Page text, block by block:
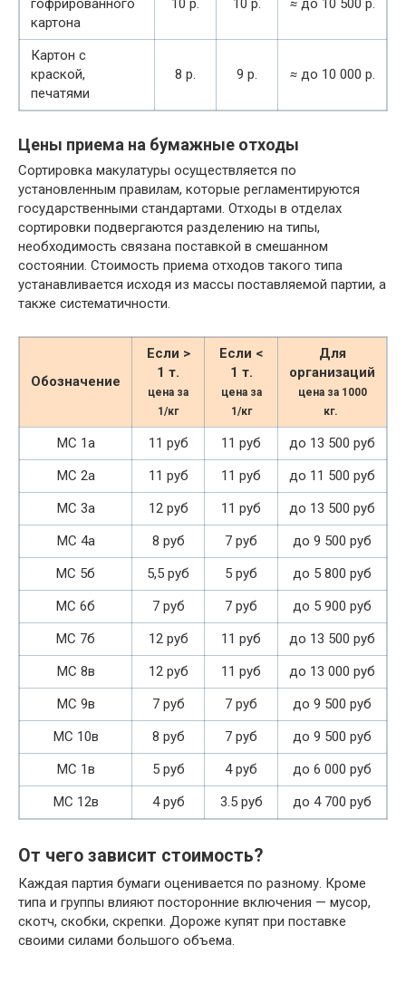
гофрированного
картона
10 р. 10 р. ≈ до 10 500 р.
Картон с
краской,
печатями
8 р. 9 р. ≈ до 10 000 р.
Цены приема на бумажные отходы
Сортировка макулатуры осуществляется по
установленным правилам, которые регламентируются
государственными стандартами. Отходы в отделах
сортировки подвергаются разделению на типы,
необходимость связана поставкой в смешанном
состоянии. Стоимость приема отходов такого типа
устанавливается исходя из массы поставляемой партии, а
также систематичности.
Обозначение
Если >
1 т.
цена за
1/кг
Если <
1 т.
цена за
1/кг
Для
организаций
цена за 1000
кг.
МС 1а 11 руб 11 руб
до 13 500 руб
МС 2а
11 руб 11 руб
до 11 500 руб
МС 3а
12 руб 11 руб
до 13 500 руб
МС 4а
8 руб 7 руб
до 9 500 руб
МС 5б
5,5 руб 5 руб
до 5 800 руб
МС 6б
7 руб 7 руб
до 5 900 руб
МС 7б
12 руб 11 руб
до 13 500 руб
МС 8в
12 руб 11 руб
до 13 000 руб
МС 9в
7 руб 7 руб
до 9 500 руб
МС 10в
8 руб 7 руб
до 9 500 руб
МС 1в
5 руб 4 руб
до 6 000 руб
МС 12в
4 руб 3.5 руб до 4 700 руб
От чего зависит стоимость?
Каждая партия бумаги оценивается по разному. Кроме
типа и группы влияют посторонние включения — мусор,
скотч, скобки, скрепки. Дороже купят при поставке
своими силами большого объема.